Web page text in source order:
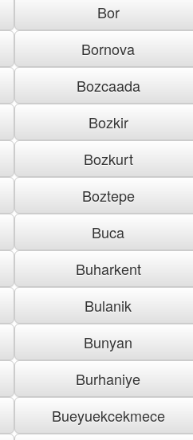
Bor
Bornova
Bozcaada
Bozkir
Bozkurt
Boztepe
Buca
Buharkent
Bulanik
Bunyan
Burhaniye
Bueyuekcekmece